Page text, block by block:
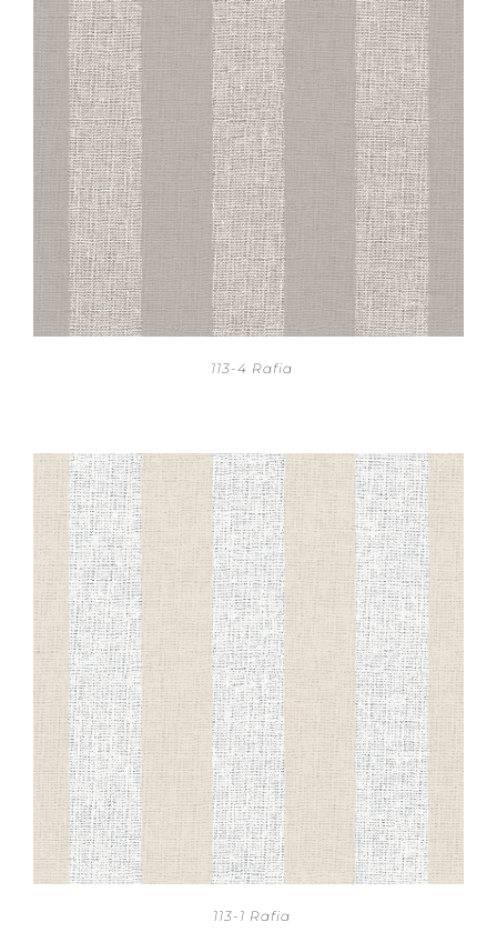
113-4 Rafia
113-1 Rafia